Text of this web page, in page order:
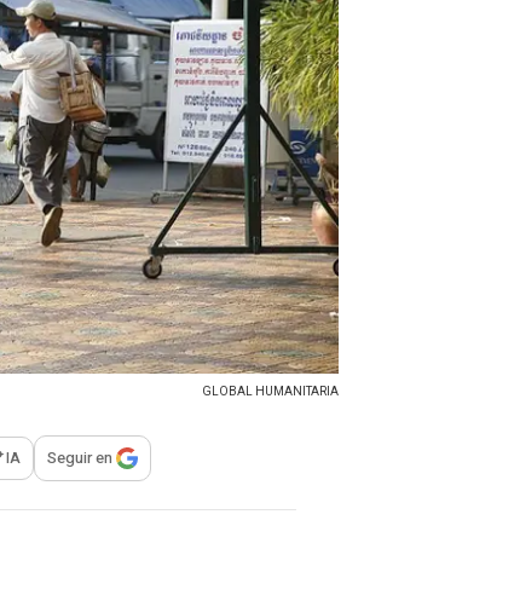
GLOBAL HUMANITARIA
para compartir
IA Seguir en